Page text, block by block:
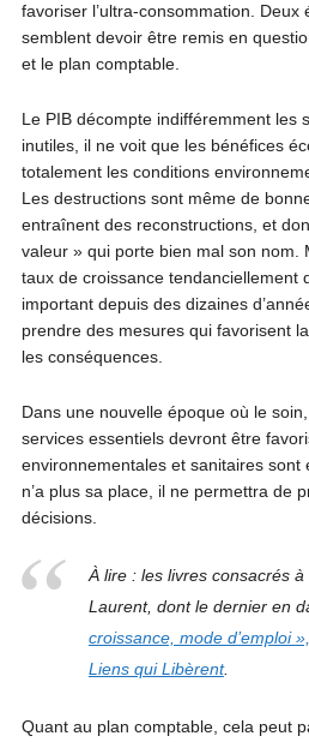
favoriser l’ultra-consommation. Deux
semblent devoir être remis en
et le plan comptable.
Le PIB décompte indifféremment les
inutiles, il ne voit que les bénéfices
totalement les conditions
Les destructions sont même de
entraînent des reconstructions, et
valeur » qui porte bien mal son nom.
taux de croissance tendanciellement
important depuis des dizaines
prendre des mesures qui favorisent
les conséquences.
Dans une nouvelle époque où le
services essentiels devront être
environnementales et sanitaires sont
n’a plus sa place, il ne permettra de
décisions.
À lire : les livres consacrés
Laurent, dont le dernier en
croissance, mode d’emploi
Liens qui Libèrent.
Quant au plan comptable, cela peut